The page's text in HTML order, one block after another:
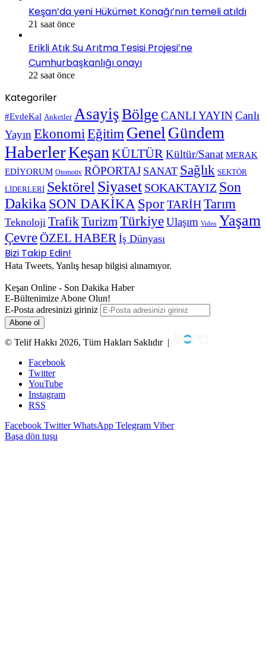
Keşan’da yeni Hükümet Konağı’nın temeli atıldı
21 saat önce
Erikli Atık Su Arıtma Tesisi Projesi’ne
Cumhurbaşkanlığı onayı
22 saat önce
Kategoriler
#EvdeKal Anketler AsayişBölge CANLI YAYINCanlı
Yayın Ekonomi Eğitim Genel Gündem
HaberlerKeşan KÜLTÜRKültür/Sanat MERAK
EDİYORUM Otomotiv RÖPORTAJ SANAT Sağlık SEKTÖR
LİDERLERİ Sektörel Siyaset SOKAKTAYIZ Son
Dakika SON DAKİKA SporTARİHTarım
Teknoloji TrafikTurizmTürkiyeUlaşım Video Yaşam
ÇevreÖZEL HABER İş Dünyası
Bizi Takip Edin!
Hata Tweets, Yanlış hesap bilgisi alınamıyor.
Keşan Online - Son Dakika Haber
E-Bültenimize Abone Olun!
E-Posta adresinizi giriniz
© Telif Hakkı 2026, Tüm Hakları Saklıdır |
Facebook
Twitter
YouTube
Instagram
RSS
Facebook Twitter WhatsApp Telegram Viber
Başa dön tuşu